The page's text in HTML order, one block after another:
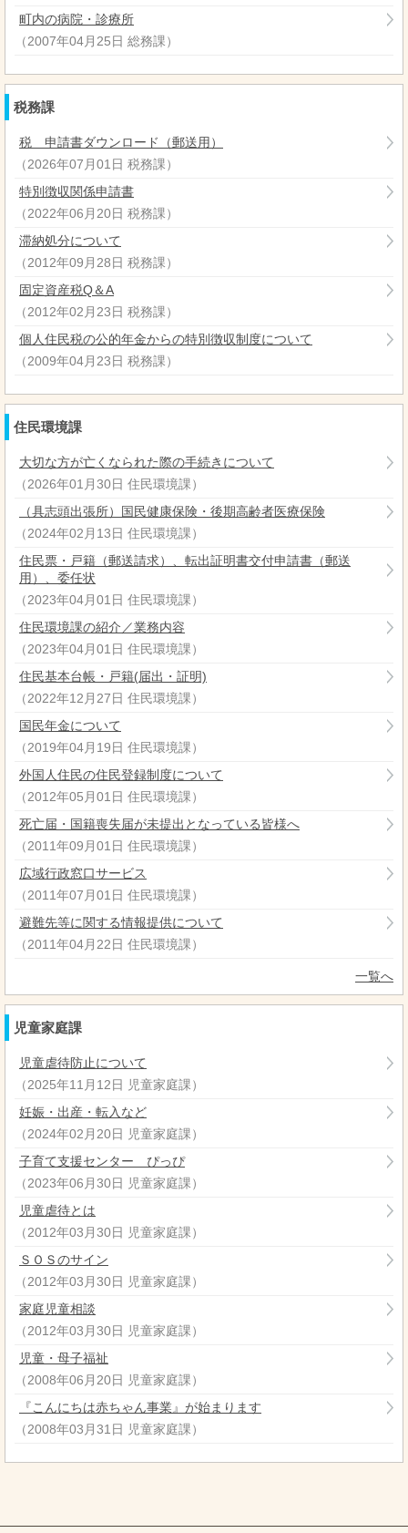
町内の病院・診療所
（2007年04月25日 総務課 ）
税務課
税 申請書ダウンロード（郵送用）
（2026年07月01日 税務課 ）
特別徴収関係申請書
（2022年06月20日 税務課 ）
滞納処分について
（2012年09月28日 税務課 ）
固定資産税Q＆A
（2012年02月23日 税務課 ）
個人住民税の公的年金からの特別徴収制度について
（2009年04月23日 税務課 ）
住民環境課
大切な方が亡くなられた際の手続きについて
（2026年01月30日 住民環境課 ）
（具志頭出張所）国民健康保険・後期高齢者医療保険
（2024年02月13日 住民環境課 ）
住民票・戸籍（郵送請求）、転出証明書交付申請書（郵送
用）、委任状
（2023年04月01日 住民環境課 ）
住民環境課の紹介／業務内容
（2023年04月01日 住民環境課 ）
住民基本台帳・戸籍(届出・証明)
（2022年12月27日 住民環境課 ）
国民年金について
（2019年04月19日 住民環境課 ）
外国人住民の住民登録制度について
（2012年05月01日 住民環境課 ）
死亡届・国籍喪失届が未提出となっている皆様へ
（2011年09月01日 住民環境課 ）
広域行政窓口サービス
（2011年07月01日 住民環境課 ）
避難先等に関する情報提供について
（2011年04月22日 住民環境課 ）
一覧へ
児童家庭課
児童虐待防止について
（2025年11月12日 児童家庭課 ）
妊娠・出産・転入など
（2024年02月20日 児童家庭課 ）
子育て支援センター ぴっぴ
（2023年06月30日 児童家庭課 ）
児童虐待とは
（2012年03月30日 児童家庭課 ）
ＳＯＳのサイン
（2012年03月30日 児童家庭課 ）
家庭児童相談
（2012年03月30日 児童家庭課 ）
児童・母子福祉
（2008年06月20日 児童家庭課 ）
『こんにちは赤ちゃん事業』が始まります
（2008年03月31日 児童家庭課 ）